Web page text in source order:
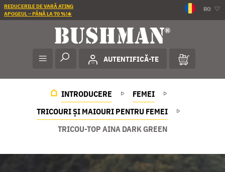
REDUCERILE DE VARĂ ATING
APOGEUL – PÂNĂ LA 70 %!☀️
RO
AUTENTIFICĂ-TE
INTRODUCERE
FEMEI
TRICOURI ȘI MAIOURI PENTRU FEMEI
TRICOU-TOP AINA DARK GREEN